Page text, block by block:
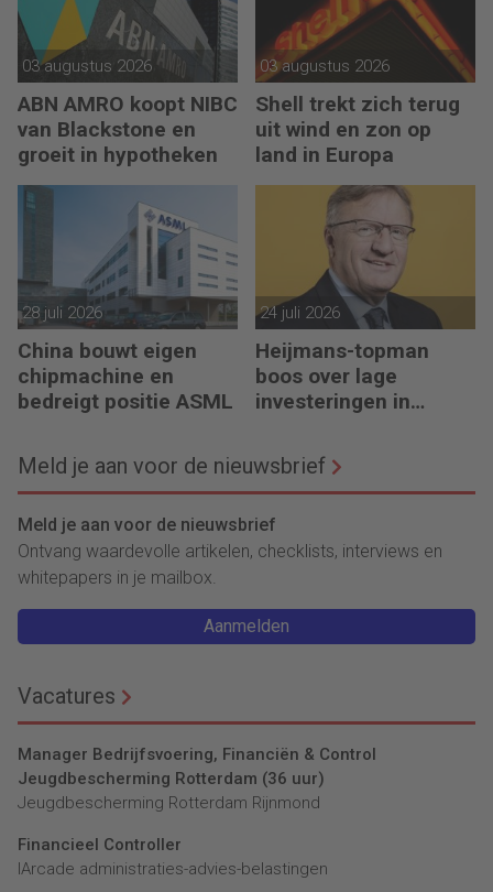
03 augustus 2026
ABN AMRO koopt NIBC
van Blackstone en
groeit in hypotheken
03 augustus 2026
Shell trekt zich terug
uit wind en zon op
land in Europa
28 juli 2026
China bouwt eigen
chipmachine en
bedreigt positie ASML
24 juli 2026
Heijmans-topman
boos over lage
investeringen in
Meld je aan voor de nieuwsbrief
Meld je aan voor de nieuwsbrief
Ontvang waardevolle artikelen, checklists, interviews en
whitepapers in je mailbox.
Aanmelden
Vacatures
Manager Bedrijfsvoering, Financiën & Control
Jeugdbescherming Rotterdam (36 uur)
Jeugdbescherming Rotterdam Rijnmond
Financieel Controller
lArcade administraties-advies-belastingen